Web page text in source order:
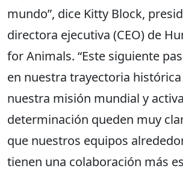
mundo”, dice Kitty Block,
directora ejecutiva (CEO) de
for Animals. “Este siguiente
en nuestra trayectoria
nuestra misión mundial y activa
determinación queden muy
que nuestros equipos
tienen una colaboración más